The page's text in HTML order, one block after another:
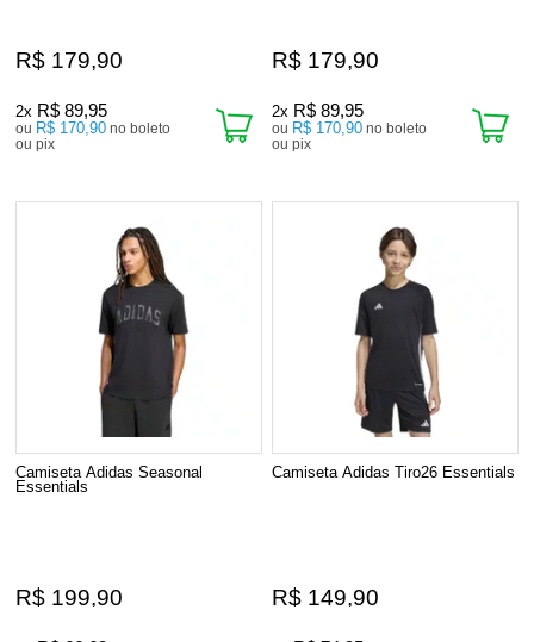
R$ 179,90
2x R$ 89,95
ou R$ 170,90 no boleto
ou pix
R$ 179,90
2x R$ 89,95
ou R$ 170,90 no boleto
ou pix
Camiseta Adidas Seasonal
Essentials
R$ 199,90
Camiseta Adidas Tiro26 Essentials
R$ 149,90